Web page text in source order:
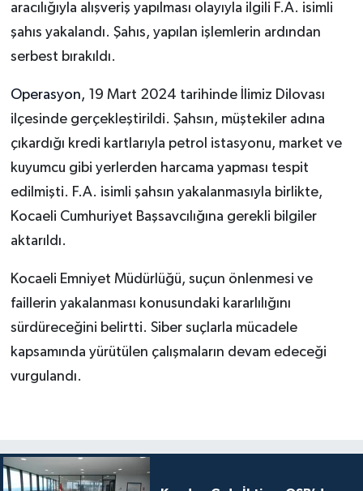
aracılığıyla alışveriş yapılması olayıyla ilgili F.A. isimli
şahıs yakalandı. Şahıs, yapılan işlemlerin ardından
serbest bırakıldı.
Operasyon,
19 Mart 2024 tarihinde İlimiz Dilovası
ilçesinde gerçekleştirildi. Şahsın, müştekiler adına
çıkardığı kredi kartlarıyla petrol istasyonu, market ve
kuyumcu gibi yerlerden harcama yapması tespit
edilmişti. F.A. isimli şahsın yakalanmasıyla birlikte,
Kocaeli Cumhuriyet Başsavcılığına gerekli bilgiler
aktarıldı.
Kocaeli Emniyet Müdürlüğü, suçun önlenmesi ve
faillerin yakalanması konusundaki kararlılığını
sürdüreceğini belirtti. Siber suçlarla mücadele
kapsamında yürütülen çalışmaların devam edeceği
vurgulandı.